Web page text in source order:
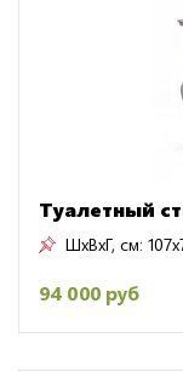
Туалетный
ШxВxГ, см:
94 000 руб